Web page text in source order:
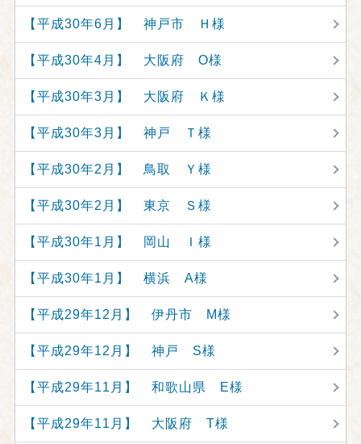
【平成30年6月】 神戸市 Ｈ様
【平成30年4月】 大阪府 O様
【平成30年3月】 大阪府 Ｋ様
【平成30年3月】 神戸 Ｔ様
【平成30年2月】 鳥取 Ｙ様
【平成30年2月】 東京 Ｓ様
【平成30年1月】 岡山 Ｉ様
【平成30年1月】 横浜 A様
【平成29年12月】 伊丹市 M様
【平成29年12月】 神戸 S様
【平成29年11月】 和歌山県 E様
【平成29年11月】 大阪府 T様